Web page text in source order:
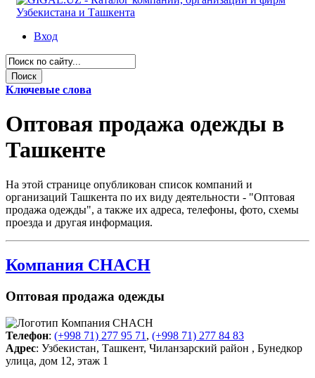
Вход
Ключевые слова
Оптовая продажа одежды в
Ташкенте
На этой странице опубликован список компаний и
организаций Ташкента по их виду деятельности - "Оптовая
продажа одежды", а также их адреса, телефоны, фото, схемы
проезда и другая информация.
Компания CHACH
Оптовая продажа одежды
Телефон: (+998 71) 277 95 71, (+998 71) 277 84 83
Адрес: Узбекистан, Ташкент, Чиланзарский район , Бунедкор
улица, дом 12, этаж 1